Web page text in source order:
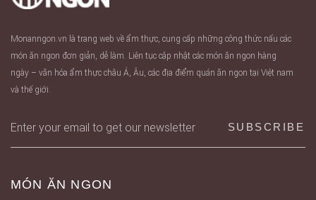
Monanngon.vn là trang web về ẩm thực, cung cấp những công thức nấu các
món ăn ngon đơn giản, dễ làm. Liên tục cập nhật các món ăn ngon hàng
ngày – văn hóa ẩm thực châu Á, Âu, các địa điểm quán ăn ngon tại Việt nam
và thế giới.
MÓN ĂN NGON